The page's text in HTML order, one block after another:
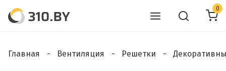
0
Главная Вентиляция Решетки